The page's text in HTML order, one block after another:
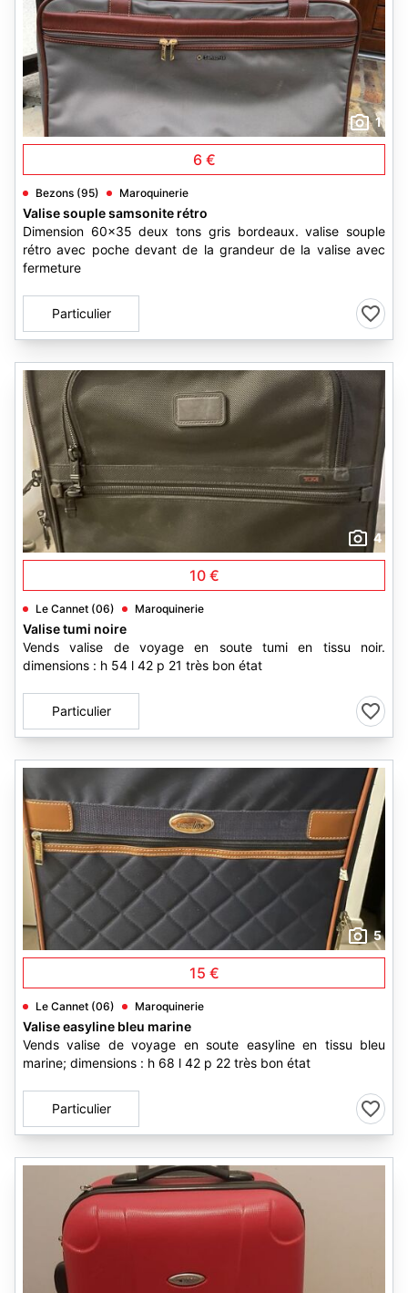
1
6 €
Bezons (95) Maroquinerie
Valise souple samsonite rétro
Dimension 60x35 deux tons gris bordeaux. valise souple
rétro avec poche devant de la grandeur de la valise avec
fermeture
Particulier
4
10 €
Le Cannet (06) Maroquinerie
Valise tumi noire
Vends valise de voyage en soute tumi en tissu noir.
dimensions : h 54 l 42 p 21 très bon état
Particulier
5
15 €
Le Cannet (06) Maroquinerie
Valise easyline bleu marine
Vends valise de voyage en soute easyline en tissu bleu
marine; dimensions : h 68 l 42 p 22 très bon état
Particulier